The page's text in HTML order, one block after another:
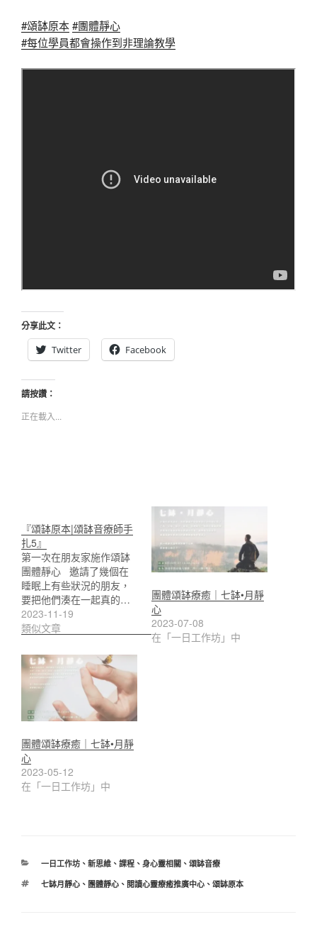
#頌缽原本#團體靜心
#每位學員都會操作到非理論教學
分享此文：
Twitter
Facebook
請按讚：
正在載入...
『頌缽原本|頌缽音療師手
扎5』
第一次在朋友家施作頌缽
團體靜心 邀請了幾個在
睡眠上有些狀況的朋友，
要把他們湊在一起真的…
2023-11-19
類似文章
團體頌缽療癒｜七缽•月靜
心
2023-07-08
在「一日工作坊」中
團體頌缽療癒｜七缽•月靜
心
2023-05-12
在「一日工作坊」中
分
一日工作坊、 新思維、 課程、 身心靈相關 、 頌缽音療
標
七缽月靜心、 團體靜心、 閱讀心靈療癒推廣中心、 頌缽原本